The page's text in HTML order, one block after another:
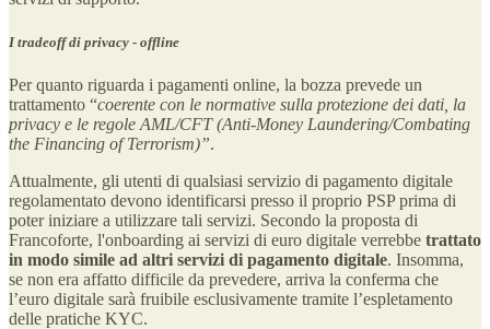
I tradeoff di privacy - offline
Per quanto riguarda i pagamenti online, la bozza prevede un
trattamento “coerente con le normative sulla protezione dei dati, la
privacy e le regole AML/CFT (Anti-Money Laundering/Combating
the Financing of Terrorism)”.
Attualmente, gli utenti di qualsiasi servizio di pagamento digitale
regolamentato devono identificarsi presso il proprio PSP prima di
poter iniziare a utilizzare tali servizi. Secondo la proposta di
Francoforte, l'onboarding ai servizi di euro digitale verrebbe trattato
in modo simile ad altri servizi di pagamento digitale. Insomma,
se non era affatto difficile da prevedere, arriva la conferma che
l’euro digitale sarà fruibile esclusivamente tramite l’espletamento
delle pratiche KYC.